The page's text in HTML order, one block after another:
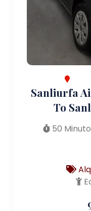
Sanliurfa
To
50 Minuto